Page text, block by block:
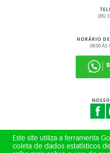
(85)
HORÁRIO
08:00 ÀS
© 2017 - 2026 –
TODOS OS
Este site utiliza a ferramenta
coleta de dados estatísticos